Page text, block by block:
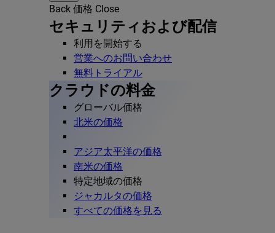
Back 価格 Close
セキュリティおよび配信
利用を開始する
営業へのお問い合わせ
無料トライアル
クラウドの料金
グローバル価格
北米の価格
アジア太平洋の価格
南米の価格
特定地域の価格
ジャカルタの価格
すべての価格を見る